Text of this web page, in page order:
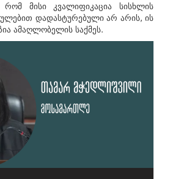
რომ მისი კვალიფიკაცია სისხლის
დადასტურებული არ არის, ის
ამაღლობელის საქმეს.